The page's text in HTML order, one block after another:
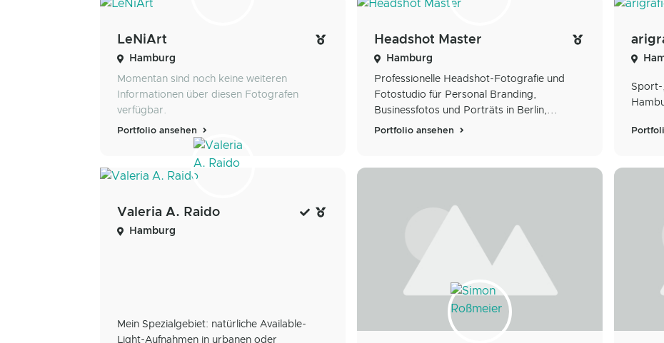
LeNiArt
Hamburg
Momentan sind noch keine weiteren
Informationen über diesen Fotografen
verfügbar.
Portfolio ansehen
Headshot Master
Hamburg
Professionelle Headshot-Fotografie und
Fotostudio für Personal Branding,
Businessfotos und Porträts in Berlin,...
Portfolio ansehen
Sport-
Valeria A. Raido
Hamburg
Mein Spezialgebiet: natürliche Available-
Light-Aufnahmen in urbanen oder